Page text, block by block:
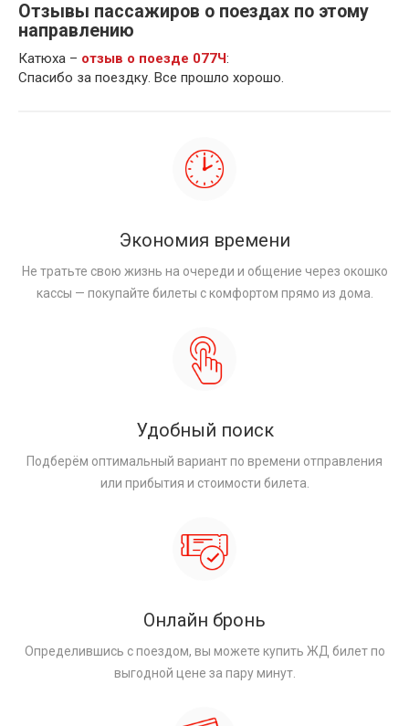
Отзывы пассажиров о поездах по этому
направлению
Катюха – отзыв о поезде 077Ч:
Спасибо за поездку. Все прошло хорошо.
Экономия времени
Не тратьте свою жизнь на очереди и общение через окошко
кассы — покупайте билеты с комфортом прямо из дома.
Удобный поиск
Подберём оптимальный вариант по времени отправления
или прибытия и стоимости билета.
Онлайн бронь
Определившись с поездом, вы можете купить ЖД билет по
выгодной цене за пару минут.